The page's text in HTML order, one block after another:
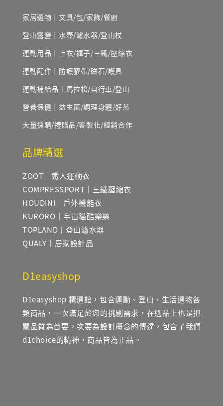
家居選物｜文具/包/家飾/餐廚
登山露營｜水壺/濾水器/登山杖
運動用品｜上衣/褲子/三鐵/壓縮衣
運動配件｜防護膠帶/磁石/護具
運動補給品｜馬拉松/自行車/登山
營養保健｜益生菌/調理身體/好茶
大量採購/禮贈品/客製化/經銷合作
品牌精選
ZOOT｜鐵人運動衣
COMPRESSPORT｜三鐵壓縮衣
HOUDINI｜戶外機能衣
KURORO｜宇宙貓酷樂樂
TOPLAND｜登山濾水器
QUALY｜居家設計品
D1easyshop
D1easyshop 精選館，包含運動、登山、生活選物各
類商品，一次滿足於您的挑剔需求，在選品上也是把
關品質為首要，次要為設計概念的傳達，包含了我們
d1choice的精神，商品皆為正品。